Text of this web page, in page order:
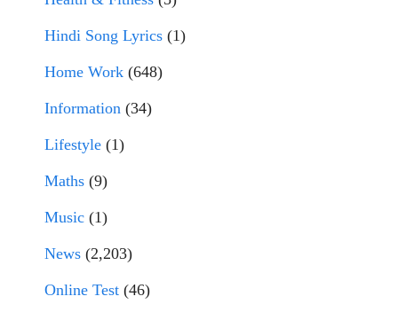
Hindi Song Lyrics (1)
Home Work (648)
Information (34)
Lifestyle (1)
Maths (9)
Music (1)
News (2,203)
Online Test (46)